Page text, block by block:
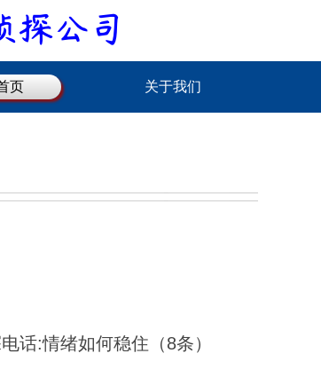
页 关于我们
话:情绪如何稳住（8条）